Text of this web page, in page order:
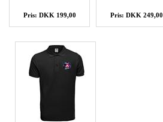
Pris: DKK 199,00 Pris: DKK 249,00